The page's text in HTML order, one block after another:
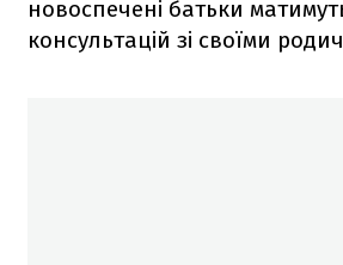
новоспечені батьки
консультацій зі своїми